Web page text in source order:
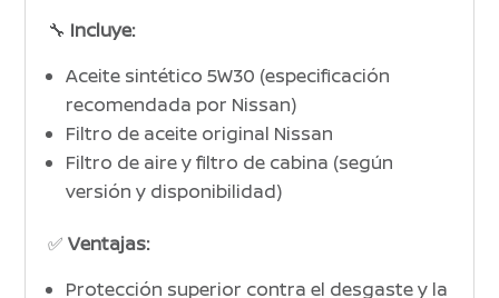
🔧 Incluye:
Aceite sintético 5W30 (especificación
recomendada por Nissan)
Filtro de aceite original Nissan
Filtro de aire y filtro de cabina (según
versión y disponibilidad)
✅Ventajas:
Protección superior contra el desgaste y la